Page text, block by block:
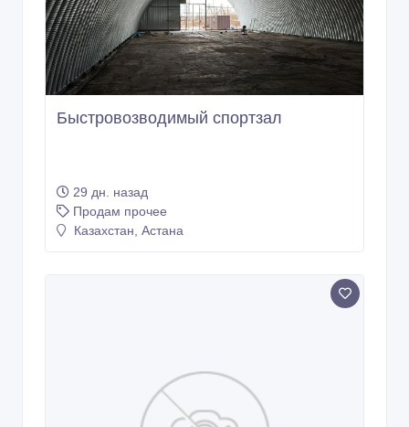
Быстровозводимый спортзал
29 дн. назад
Продам прочее
Казахстан, Астана